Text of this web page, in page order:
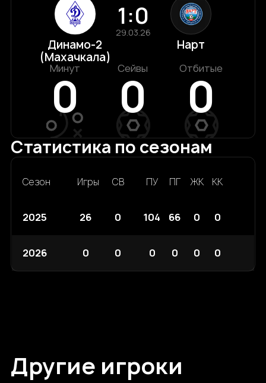
Динамо-2
(Махачкала)
1:0
29.03.26
Нарт
Минут
0
Сейвы
0
Отбитые
0
Статистика по сезонам
Сезон Игры СВ ПУ ПГ ЖК КК
2025 26 0 104 66 0 0
2026 0 0 0 0 0 0
Другие игроки